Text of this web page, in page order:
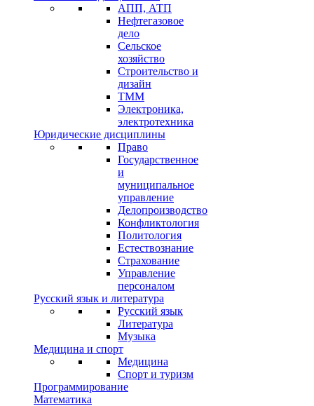
АПП, АТП
Нефтегазовое
дело
Сельское
хозяйство
Строительство и
дизайн
ТММ
Электроника,
электротехника
Юридические дисциплины
Право
Государственное
и
муниципальное
управление
Делопроизводство
Конфликтология
Политология
Естествознание
Страхование
Управление
персоналом
Русский язык и литература
Русский язык
Литература
Музыка
Медицина и спорт
Медицина
Спорт и туризм
Программирование
Математика